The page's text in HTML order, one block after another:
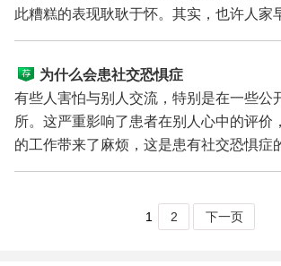
此糟糕的表现耿耿于怀。其实，也许人家
件事情了...
为什么会患社交恐惧症
有些人害怕与别人交流，特别是在一些公
所。这严重影响了患者在别人心中的评价
的工作带来了麻烦，这是患有社交恐惧症
什么会患...
1 2 下一页